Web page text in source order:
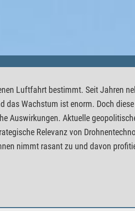
Luftfahrt bestimmt. Seit Jahren
Wachstum ist enorm. Doch
Auswirkungen. Aktuelle
Relevanz von
nimmt rasant zu und davon